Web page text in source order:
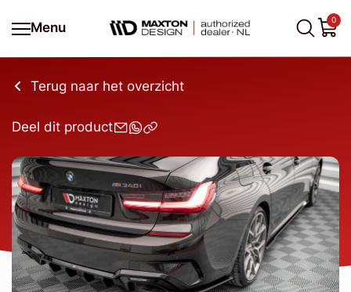
Menu
0
Terug naar het overzicht
Deel dit product